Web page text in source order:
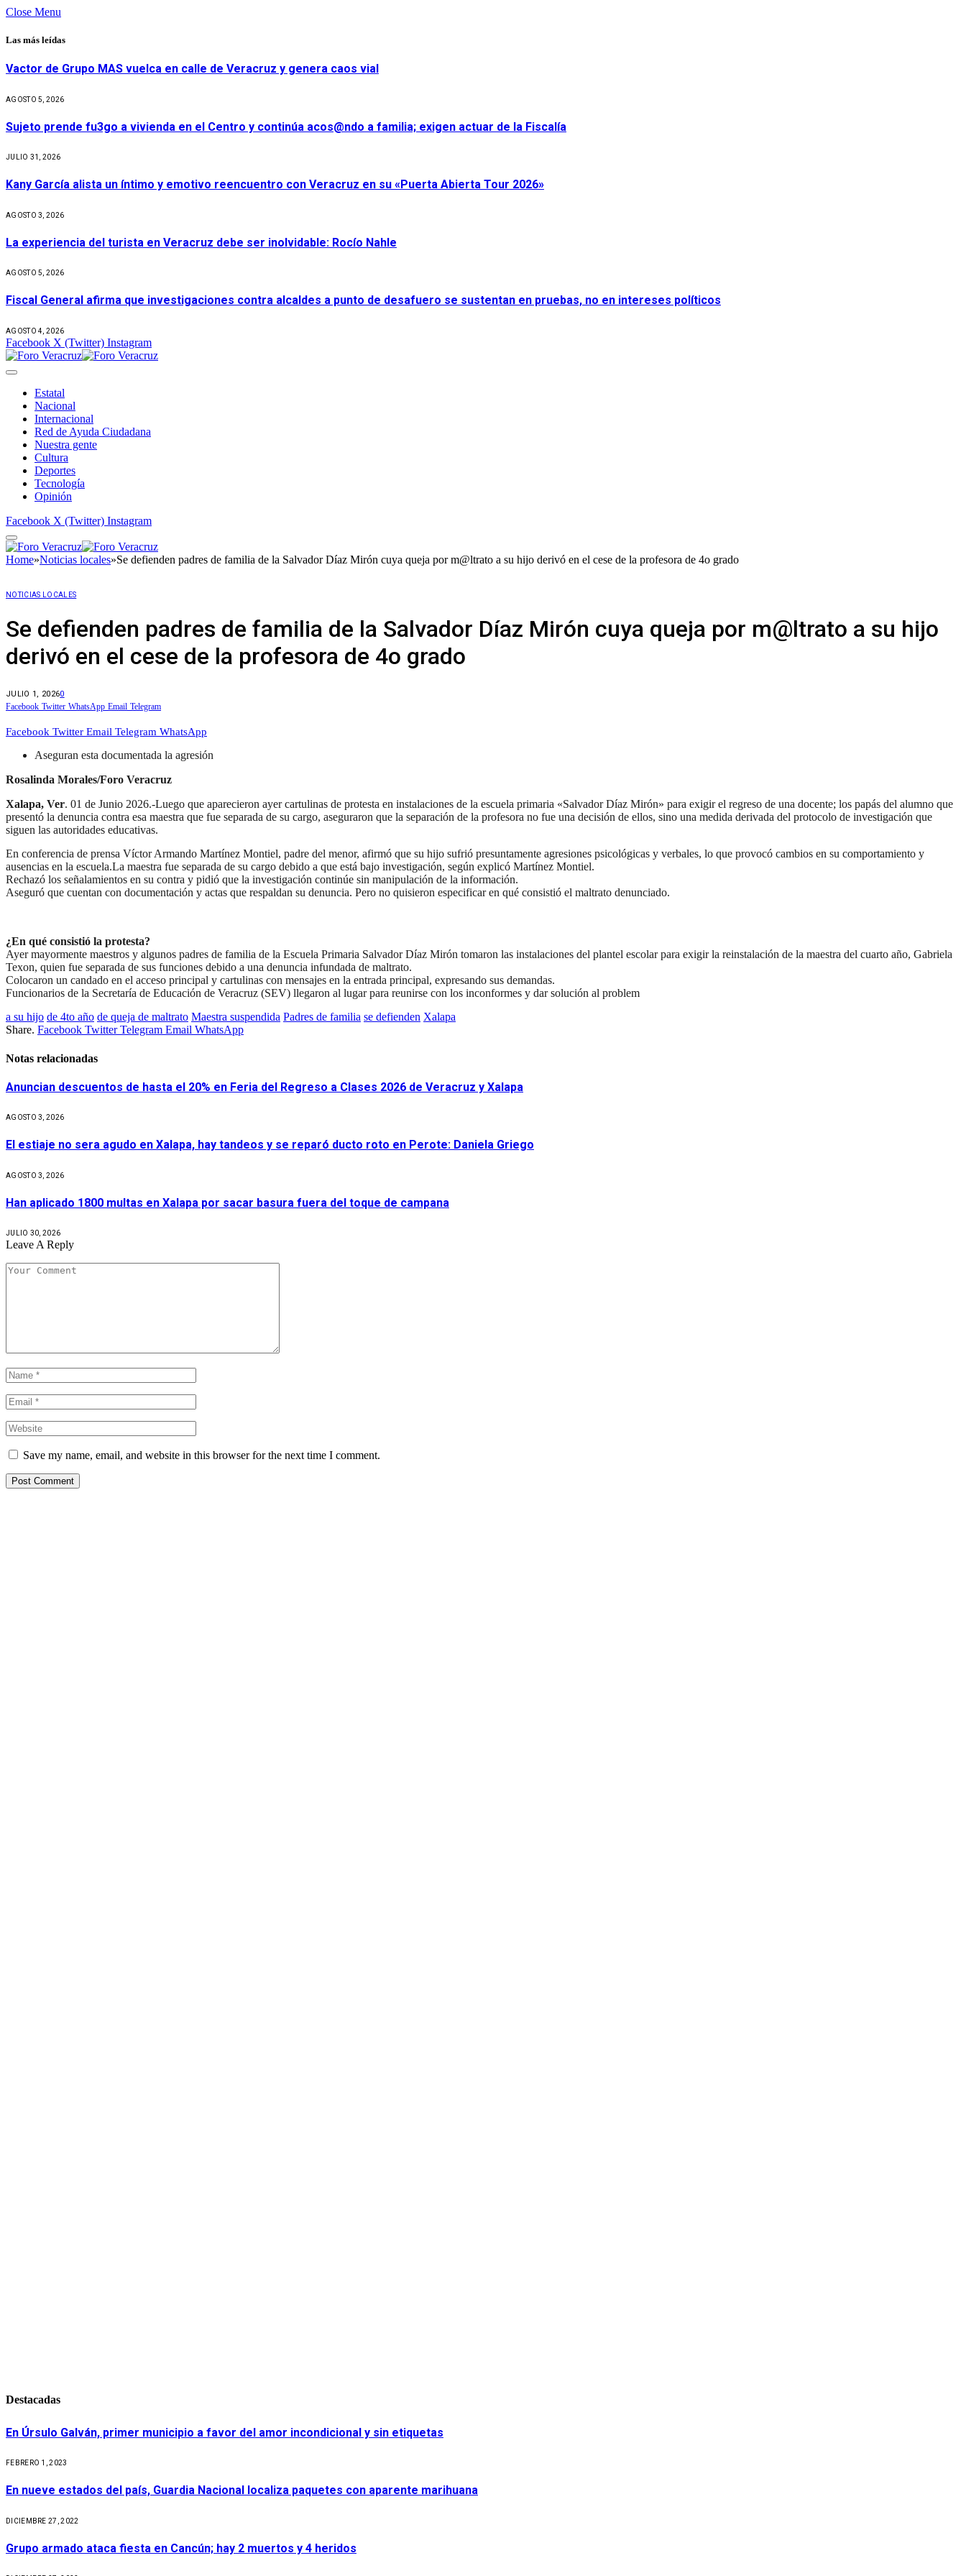
Close Menu
Las más leídas
Vactor de Grupo MAS vuelca en calle de Veracruz y genera caos vial
AGOSTO 5, 2026
Sujeto prende fu3go a vivienda en el Centro y continúa acos@ndo a familia; exigen actuar de la Fiscalía
JULIO 31, 2026
Kany García alista un íntimo y emotivo reencuentro con Veracruz en su «Puerta Abierta Tour 2026»
AGOSTO 3, 2026
La experiencia del turista en Veracruz debe ser inolvidable: Rocío Nahle
AGOSTO 5, 2026
Fiscal General afirma que investigaciones contra alcaldes a punto de desafuero se sustentan en pruebas, no en intereses políticos
AGOSTO 4, 2026
Facebook X (Twitter) Instagram
Estatal
Nacional
Internacional
Red de Ayuda Ciudadana
Nuestra gente
Cultura
Deportes
Tecnología
Opinión
Facebook X (Twitter) Instagram
Home»Noticias locales»Se defienden padres de familia de la Salvador Díaz Mirón cuya queja por m@ltrato a su hijo derivó en el cese de la profesora de 4o grado
NOTICIAS LOCALES
Se defienden padres de familia de la Salvador Díaz Mirón cuya queja por m@ltrato a su hijo
derivó en el cese de la profesora de 4o grado
JULIO 1, 20260
Facebook Twitter WhatsApp Email Telegram
Facebook Twitter Email Telegram WhatsApp
Aseguran esta documentada la agresión
Rosalinda Morales/Foro Veracruz
Xalapa, Ver. 01 de Junio 2026.-Luego que aparecieron ayer cartulinas de protesta en instalaciones de la escuela primaria «Salvador Díaz Mirón» para exigir el regreso de una docente; los papás del alumno que
presentó la denuncia contra esa maestra que fue separada de su cargo, aseguraron que la separación de la profesora no fue una decisión de ellos, sino una medida derivada del protocolo de investigación que
siguen las autoridades educativas.
En conferencia de prensa Víctor Armando Martínez Montiel, padre del menor, afirmó que su hijo sufrió presuntamente agresiones psicológicas y verbales, lo que provocó cambios en su comportamiento y
ausencias en la escuela.La maestra fue separada de su cargo debido a que está bajo investigación, según explicó Martínez Montiel.
Rechazó los señalamientos en su contra y pidió que la investigación continúe sin manipulación de la información.
Aseguró que cuentan con documentación y actas que respaldan su denuncia. Pero no quisieron especificar en qué consistió el maltrato denunciado.
¿En qué consistió la protesta?
Ayer mayormente maestros y algunos padres de familia de la Escuela Primaria Salvador Díaz Mirón tomaron las instalaciones del plantel escolar para exigir la reinstalación de la maestra del cuarto año, Gabriela
Texon, quien fue separada de sus funciones debido a una denuncia infundada de maltrato.
Colocaron un candado en el acceso principal y cartulinas con mensajes en la entrada principal, expresando sus demandas.
Funcionarios de la Secretaría de Educación de Veracruz (SEV) llegaron al lugar para reunirse con los inconformes y dar solución al problem
a su hijo de 4to año de queja de maltrato Maestra suspendida Padres de familia se defienden Xalapa
Share. Facebook Twitter Telegram Email WhatsApp
Notas relacionadas
Anuncian descuentos de hasta el 20% en Feria del Regreso a Clases 2026 de Veracruz y Xalapa
AGOSTO 3, 2026
El estiaje no sera agudo en Xalapa, hay tandeos y se reparó ducto roto en Perote: Daniela Griego
AGOSTO 3, 2026
Han aplicado 1800 multas en Xalapa por sacar basura fuera del toque de campana
JULIO 30, 2026
Leave A Reply
Save my name, email, and website in this browser for the next time I comment.
Destacadas
En Úrsulo Galván, primer municipio a favor del amor incondicional y sin etiquetas
FEBRERO 1, 2023
En nueve estados del país, Guardia Nacional localiza paquetes con aparente marihuana
DICIEMBRE 27, 2022
Grupo armado ataca fiesta en Cancún; hay 2 muertos y 4 heridos